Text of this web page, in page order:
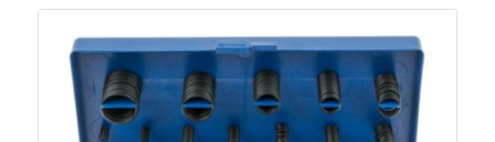
through
11,26 €